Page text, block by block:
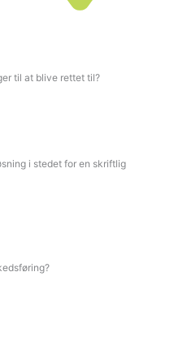
til at blive rettet til?
i stedet for en skriftlig